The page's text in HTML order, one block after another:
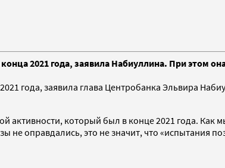
2021 года, заявила Набиуллина. При этом
года, заявила глава Центробанка Эльвира
который был в конце 2021 года. Как
не оправдались, это не значит, что «испытания